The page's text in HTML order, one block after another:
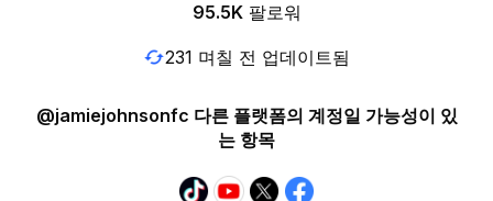
95.5K 팔로워
231 며칠 전 업데이트됨
@jamiejohnsonfc 다른 플랫폼의 계정일 가능성이 있
는 항목